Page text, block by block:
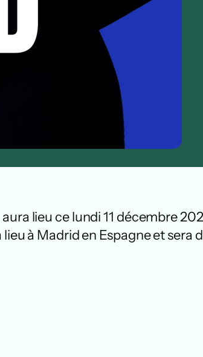
lieu ce lundi 11 décembre
à Madrid en Espagne et sera